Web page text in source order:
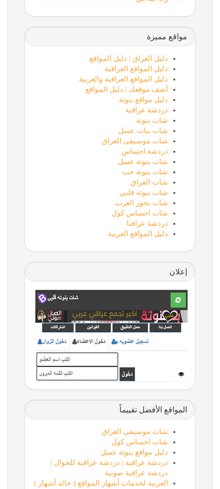
مواقع مميزة
دليل العراق | دليل المواقع
دليل المواقع العراقية
دليل المواقع العراقية والعربية
أضف موقعك | دليل المواقع
دليل مواقع بنوتة
دردشة عراقية
شات بنوتة
شات بنات عسل
شات موسيقى العراق
دردشة احساس
شات بنوتة عسل
شات بنوتة حب
شات العراق
شات بنوتة قلبي
شات بحور العرب
شات احساس كول
دردشة عراقنا
دليل المواقع العربية
إعلان
المواقع الأفضل تقييماً
شات موسيقى العراق
شات احساس كول
دليل مواقع بنوتة عسل
دردشة عراقية | دردشة عراقية للجوال |
دردشة عراقية صوتية
العربية لخدمات أشهار المواقع ( خالد أشهار )